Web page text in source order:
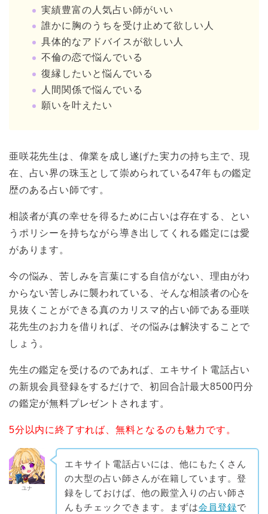
実績豊富の人気占い師がいい
誰かに胸のうちを受け止めて欲しい人
具体的なアドバイスが欲しい人
不倫の恋で悩んでいる
復縁したいと悩んでいる
人間関係で悩んでいる
願いを叶えたい
亜咲花先生は、偉業を成し遂げた実力の持ち主で、現
在、占い界の珠玉として崇められている47年もの鑑定
歴のある占い師です。
相談者が真の幸せを得るために占いは存在する、とい
うポリシーを持ちながら導き出してくれる鑑定には愛
があります。
今の悩み、苦しみを言葉にする自信がない、理由がわ
からない苦しみに襲われている、そんな相談者の心を
見抜くことができる真のカリスマ的占い師である亜咲
花先生のお力を借りれば、その悩みは解決することで
しょう。
先生の鑑定を受けるのであれば、エキサイト電話占い
の新規会員登録をするだけで、初回合計最大8500円分
の鑑定が無料プレゼントされます。
5分以内に終了すれば、無料となるのも魅力です。
ユナ
エキサイト電話占いには、他にもたくさん
の大型の占い師さんが在籍しています。登
録をしておけば、他の殿堂入りの占い師さ
んもチェックできます。まずは会員登録で